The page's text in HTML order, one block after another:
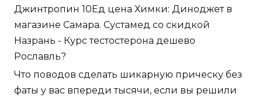
Джинтропин 10Ед цена Химки: Диноджет в
магазине Самара. Сустамед со скидкой
Назрань - Курс тестостерона дешево
Рославль?
Что поводов сделать шикарную прическу без
фаты у вас впереди тысячи, если вы решили